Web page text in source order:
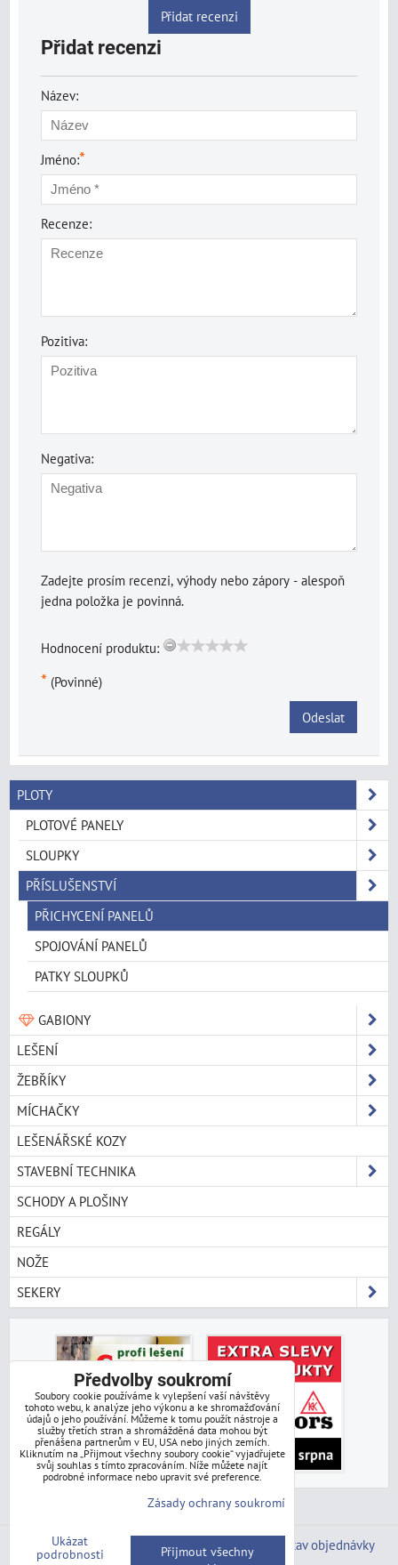
Přidat recenzi
Přidat recenzi
Název:
Jméno:*
Recenze:
Pozitiva:
Negativa:
Zadejte prosím recenzi, výhody nebo zápory - alespoň
jedna položka je povinná.
Hodnocení produktu:
* (Povinné)
Odeslat
PLOTY
PLOTOVÉ PANELY
SLOUPKY
PŘÍSLUŠENSTVÍ
PŘICHYCENÍ PANELŮ
SPOJOVÁNÍ PANELŮ
PATKY SLOUPKŮ
GABIONY
LEŠENÍ
ŽEBŘÍKY
MÍCHAČKY
LEŠENÁŘSKÉ KOZY
STAVEBNÍ TECHNIKA
SCHODY A PLOŠINY
REGÁLY
NOŽE
SEKERY
Předvolby soukromí Zásady ochrany soukromí Stav objednávky
Předvolby soukromí
Soubory cookie používáme k vylepšení vaší návštěvy
tohoto webu, k analýze jeho výkonu a ke shromažďování
údajů o jeho používání. Můžeme k tomu použít nástroje a
služby třetích stran a shromážděná data mohou být
přenášena partnerům v EU, USA nebo jiných zemích.
Kliknutím na „Přijmout všechny soubory cookie“ vyjadřujete
svůj souhlas s tímto zpracováním. Níže můžete najít
podrobné informace nebo upravit své preference.
Zásady ochrany soukromí
Ukázat
podrobnosti
Přijmout všechny